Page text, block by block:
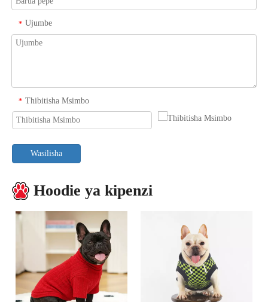
* Ujumbe
* Thibitisha Msimbo
Wasilisha
Hoodie ya kipenzi